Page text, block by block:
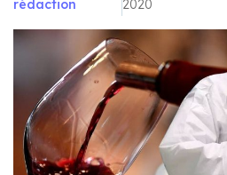
rédaction
2020